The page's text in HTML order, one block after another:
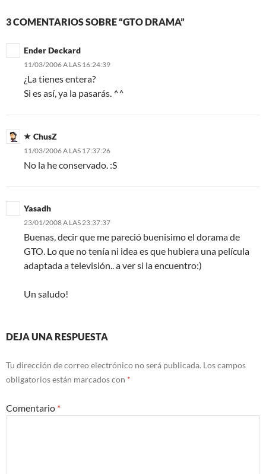
3 COMENTARIOS SOBRE “GTO DRAMA”
Ender Deckard
11/03/2006 A LAS 16:24:39
¿La tienes entera?
Si es así, ya la pasarás. ^^
ChusZ
11/03/2006 A LAS 17:37:26
No la he conservado. :S
Yasadh
23/01/2008 A LAS 23:37:37
Buenas, decir que me pareció buenisimo el dorama de
GTO. Lo que no tenía ni idea es que hubiera una película
adaptada a televisión.. a ver si la encuentro:)
Un saludo!
DEJA UNA RESPUESTA
Tu dirección de correo electrónico no será publicada. Los campos
obligatorios están marcados con *
Comentario *